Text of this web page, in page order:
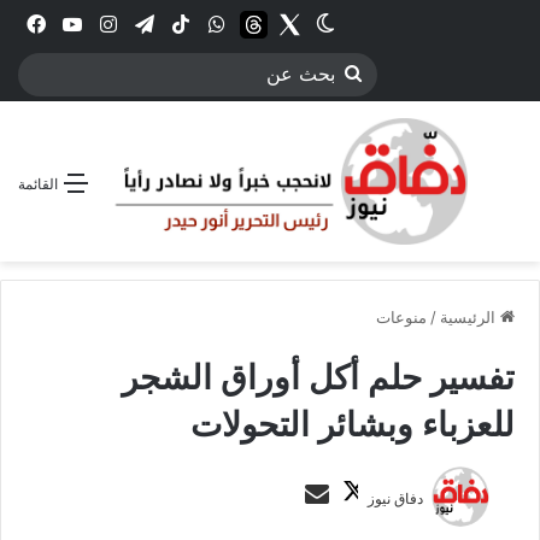
انستقرامتيلقرام‫TikTokواتسابthreadsTwitter
الوضع المظلم
بحث
القائمة
الرئيسية / منوعات
تفسير حلم أكل أوراق الشجر
للعزباء وبشائر التحولات
دفاق نيوز
ت